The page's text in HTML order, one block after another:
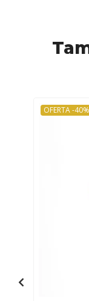
OFERTA -40%